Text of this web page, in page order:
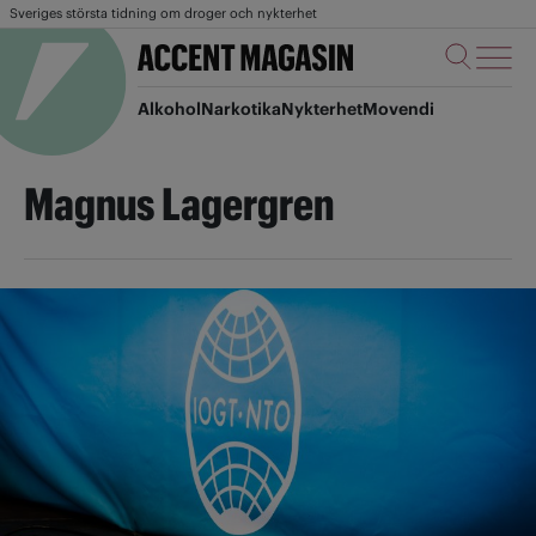
Sveriges största tidning om droger och nykterhet
AlkoholNarkotikaNykterhetMovendi
Magnus Lagergren